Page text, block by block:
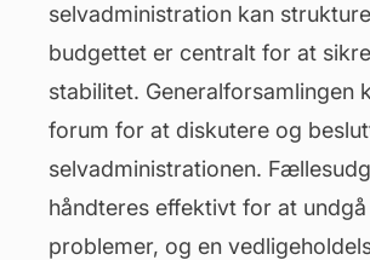
selvadministration kan
budgettet er centralt for at
stabilitet. Generalforsamlingen
forum for at diskutere og
selvadministrationen.
håndteres effektivt for at
problemer, og en